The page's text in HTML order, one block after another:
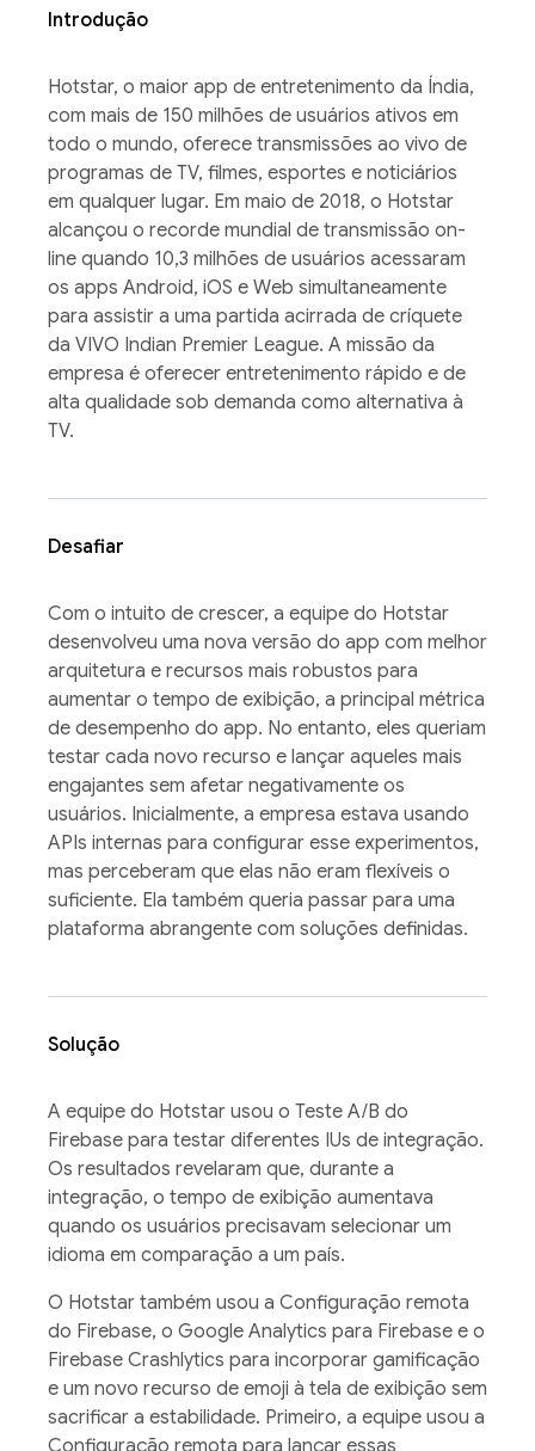
Introdução
Hotstar, o maior app de entretenimento da Índia,
com mais de 150 milhões de usuários ativos em
todo o mundo, oferece transmissões ao vivo de
programas de TV, filmes, esportes e noticiários
em qualquer lugar. Em maio de 2018, o Hotstar
alcançou o recorde mundial de transmissão on-
line quando 10,3 milhões de usuários acessaram
os apps Android, iOS e Web simultaneamente
para assistir a uma partida acirrada de críquete
da VIVO Indian Premier League. A missão da
empresa é oferecer entretenimento rápido e de
alta qualidade sob demanda como alternativa à
TV.
Desafiar
Com o intuito de crescer, a equipe do Hotstar
desenvolveu uma nova versão do app com melhor
arquitetura e recursos mais robustos para
aumentar o tempo de exibição, a principal métrica
de desempenho do app. No entanto, eles queriam
testar cada novo recurso e lançar aqueles mais
engajantes sem afetar negativamente os
usuários. Inicialmente, a empresa estava usando
APIs internas para configurar esse experimentos,
mas perceberam que elas não eram flexíveis o
suficiente. Ela também queria passar para uma
plataforma abrangente com soluções definidas.
Solução
A equipe do Hotstar usou o Teste A/B do
Firebase para testar diferentes IUs de integração.
Os resultados revelaram que, durante a
integração, o tempo de exibição aumentava
quando os usuários precisavam selecionar um
idioma em comparação a um país.
O Hotstar também usou a Configuração remota
do Firebase, o Google Analytics para Firebase e o
Firebase Crashlytics para incorporar gamificação
e um novo recurso de emoji à tela de exibição sem
sacrificar a estabilidade. Primeiro, a equipe usou a